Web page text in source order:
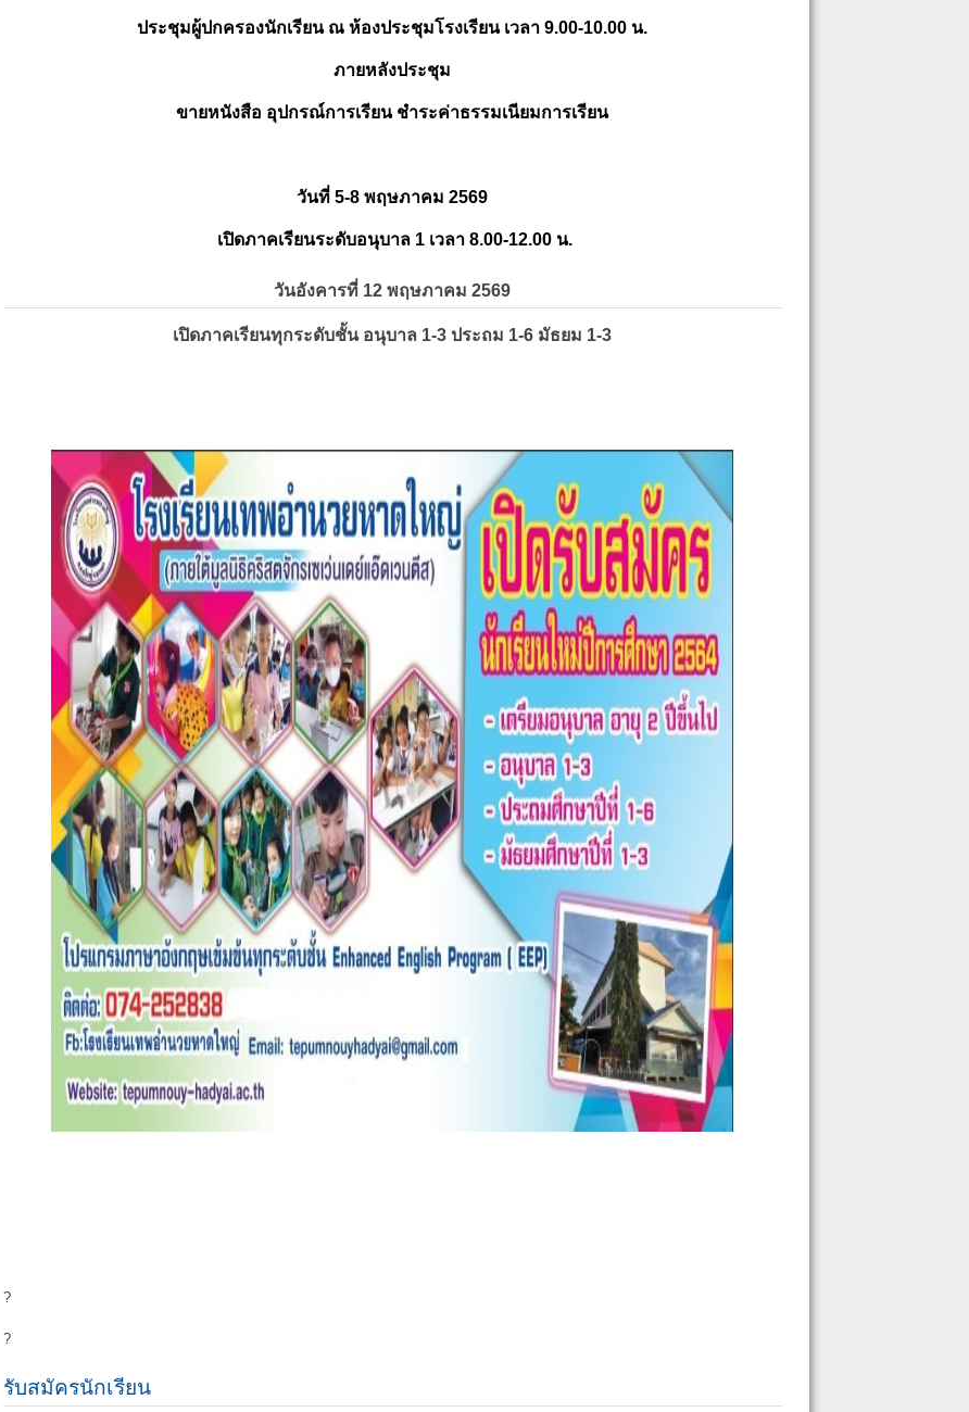
ประชุมผู้ปกครองนักเรียน ณ ห้องประชุมโรงเรียน เวลา 9.00-10.00 น.
ภายหลังประชุม
ขายหนังสือ อุปกรณ์การเรียน ชำระค่าธรรมเนียมการเรียน
วันที่ 5-8 พฤษภาคม 2569
เปิดภาคเรียนระดับอนุบาล 1 เวลา 8.00-12.00 น.
วันอังคารที่ 12 พฤษภาคม 2569
เปิดภาคเรียนทุกระดับชั้น อนุบาล 1-3 ประถม 1-6 มัธยม 1-3
?
?
รับสมัครนักเรียน